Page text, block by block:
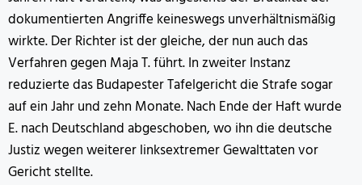
dokumentierten Angriffe keineswegs unverhältnismäßig
wirkte. Der Richter ist der gleiche, der nun auch das
Verfahren gegen Maja T. führt. In zweiter Instanz
reduzierte das Budapester Tafelgericht die Strafe sogar
auf ein Jahr und zehn Monate. Nach Ende der Haft wurde
E. nach Deutschland abgeschoben, wo ihn die deutsche
Justiz wegen weiterer linksextremer Gewalttaten vor
Gericht stellte.